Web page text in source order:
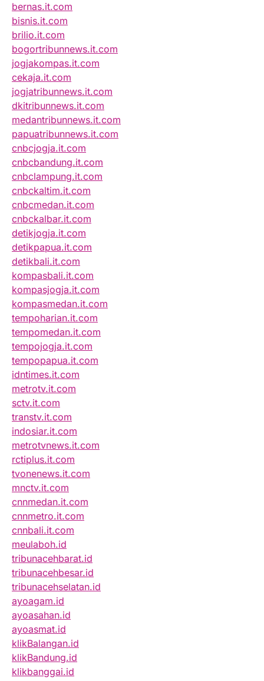
bernas.it.com
bisnis.it.com
brilio.it.com
bogortribunnews.it.com
jogjakompas.it.com
cekaja.it.com
jogjatribunnews.it.com
dkitribunnews.it.com
medantribunnews.it.com
papuatribunnews.it.com
cnbcjogja.it.com
cnbcbandung.it.com
cnbclampung.it.com
cnbckaltim.it.com
cnbcmedan.it.com
cnbckalbar.it.com
detikjogja.it.com
detikpapua.it.com
detikbali.it.com
kompasbali.it.com
kompasjogja.it.com
kompasmedan.it.com
tempoharian.it.com
tempomedan.it.com
tempojogja.it.com
tempopapua.it.com
idntimes.it.com
metrotv.it.com
sctv.it.com
transtv.it.com
indosiar.it.com
metrotvnews.it.com
rctiplus.it.com
tvonenews.it.com
mnctv.it.com
cnnmedan.it.com
cnnmetro.it.com
cnnbali.it.com
meulaboh.id
tribunacehbarat.id
tribunacehbesar.id
tribunacehselatan.id
ayoagam.id
ayoasahan.id
ayoasmat.id
klikBalangan.id
klikBandung.id
klikbanggai.id